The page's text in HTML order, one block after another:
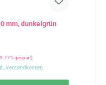
mm, dunkelgrün
gespart)
Versandkosten